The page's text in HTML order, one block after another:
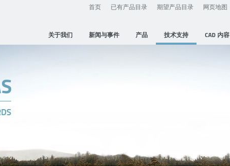
首页 已有产品目录 期望产品目录 网页地图
关于我们 新闻与事件 产品 技术支持 CAD 内容